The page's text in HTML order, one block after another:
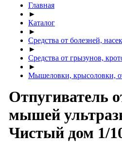
Главная
►
Каталог
►
Средства от болезней,
►
Средства от грызунов,
►
Мышеловки, крысоловки,
Отпугиватель
мышей
Чистый дом 1/